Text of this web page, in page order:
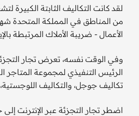
لقد كانت التكاليف الثابتة الكبيرة
من المناطق في المملكة المتحدة
الأعمال - ضريبة الأملاك المرتبطة
وفي الوقت نفسه، تعرض تجار
الرئيس التنفيذي لمجموعة المتاجر
تكاليف جوجل، والتكاليف
اضطر تجار التجزئة عبر الإنترنت